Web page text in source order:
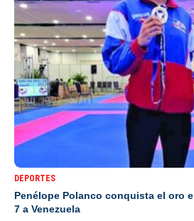
DEPORTES
Penélope Polanco conquista el oro
7 a Venezuela